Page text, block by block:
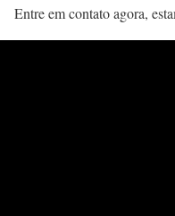
Entre em contato agora,